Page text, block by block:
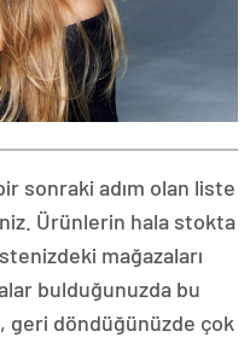
sonraki adım olan liste
Ürünlerin hala stokta
mağazaları
bulduğunuzda bu
geri döndüğünüzde çok